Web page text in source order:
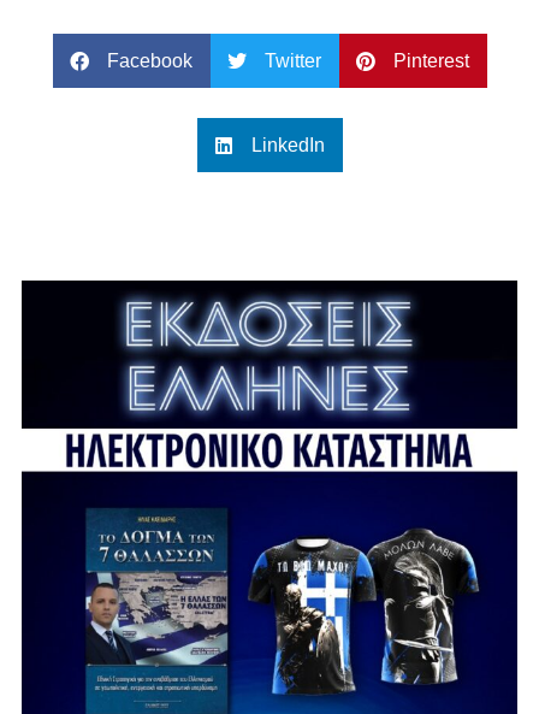
Facebook Twitter Pinterest
LinkedIn